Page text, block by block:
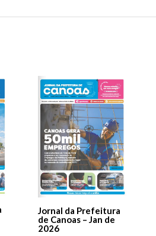
Jornal da Prefeitura
de Canoas – Jan de
2026